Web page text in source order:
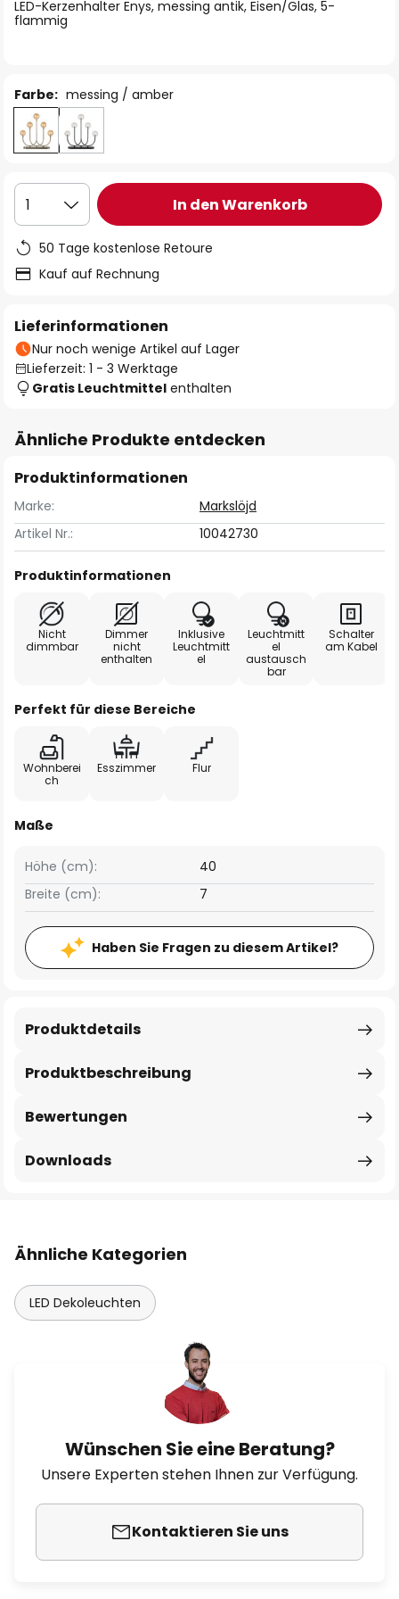
LED-Kerzenhalter Enys, messing antik, Eisen/Glas, 5-
flammig
Farbe: messing / amber
1 In den Warenkorb
50 Tage kostenlose Retoure
Kauf auf Rechnung
Lieferinformationen
Nur noch wenige Artikel auf Lager
Lieferzeit: 1 - 3 Werktage
Gratis Leuchtmittel enthalten
Ähnliche Produkte entdecken
Produktinformationen
Marke:
Markslöjd
Artikel Nr.:
10042730
Produktinformationen
Nicht
dimmbar
Dimmer
nicht
enthalten
Inklusive
Leuchtmitt
el
Leuchtmitt
el
austausch
bar
Schalter
am Kabel
Perfekt für diese Bereiche
Wohnberei
ch
Esszimmer Flur
Maße
Breite (cm): 7
Höhe (cm): 40
Haben Sie Fragen zu diesem Artikel?
Produktbeschreibung
Produktdetails
Bewertungen
Downloads
Ähnliche Kategorien
LED Dekoleuchten
Wünschen Sie eine Beratung?
Unsere Experten stehen Ihnen zur Verfügung.
Kontaktieren Sie uns